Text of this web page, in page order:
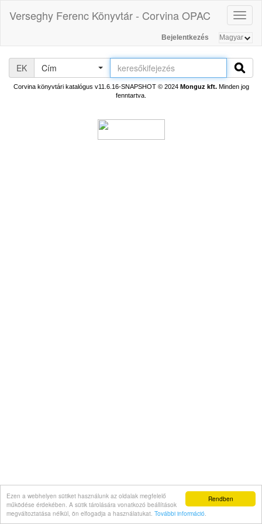
Rendben
Ezen a webhelyen sütiket használunk az oldalak megfelelő
működése érdekében. A sütik tárolására vonatkozó beállítások
megváltoztatása nélkül, ön elfogadja a használatukat. További információ.
Verseghy Ferenc Könyvtár - Corvina OPAC
Bejelentkezés
EK Cím
Corvina könyvtári katalógus v11.6.16-SNAPSHOT© 2024 Monguz kft.Minden jog
fenntartva.